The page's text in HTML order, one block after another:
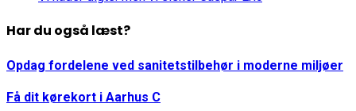
Har du også læst?
Opdag fordelene ved sanitetstilbehør i moderne miljøer
Få dit kørekort i Aarhus C